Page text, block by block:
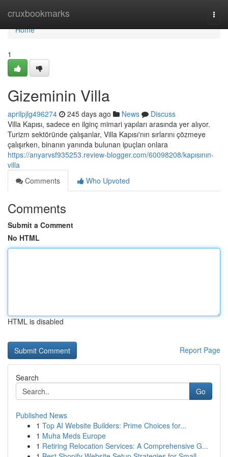
cruxbookmarks
Home
Home
1
Gizeminin Villa
aprilpjlg496274 245 days ago News
Discuss
Villa Kapısı, sadece en ilginç mimari yapıları arasında yer alıyor.
Turizm sektöründe çalışanlar, Villa Kapısı'nın sırlarını çözmeye
çalışırken, binanın yanında bulunan ipuçları onlara
https://anyarvsf935253.review-blogger.com/60098208/kapısının-
villa
Comments
Who Upvoted
Comments
Submit a Comment
No HTML
HTML is disabled
Report Page
Search
Go
Published News
1 Top AI Website Builders: Prime Choices for...
1 Muha Meds Europe
1 Retiring Relocation Services: A Comprehensive G...